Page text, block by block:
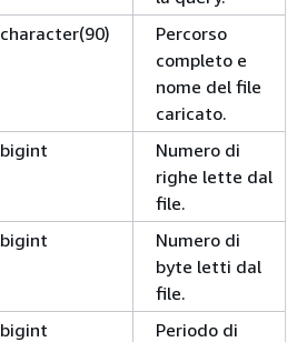
character(90)
Percorso
completo e
nome del file
caricato.
bigint
Numero di
righe lette dal
file.
bigint
Numero di
byte letti dal
file.
bigint
Periodo di